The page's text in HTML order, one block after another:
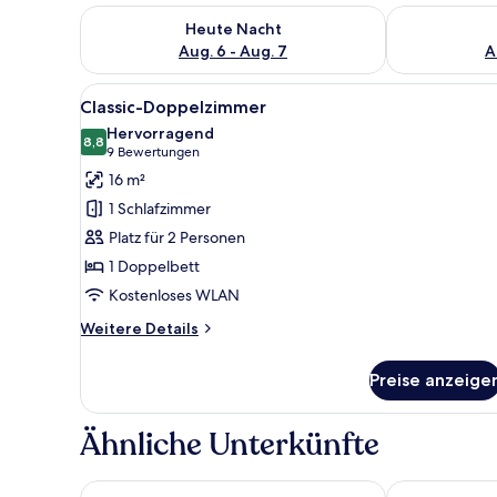
Heute Nacht
Aug. 6 - Aug. 7
Überprüfe die Verfügbarkeit für heute Nacht, Aug. 6
Überprüfe
Alle
Fotos
für
Classic-
Doppelzimmer
anzeigen
Ein Hotelzimmer mit zwei
12
Classic-Doppelzimmer
8,88,8 von 10
Hervorragend
9 Bewertungen
(9
Bewertungen)
16 m²
1 Schlafzimmer
Platz für 2 Personen
1 Doppelbett
Kostenloses WLAN
Weitere Details
Weitere
Doppelzimmer
Preise
Ähnliche Unterkünfte
Scandic Nürnberg Central Gideon